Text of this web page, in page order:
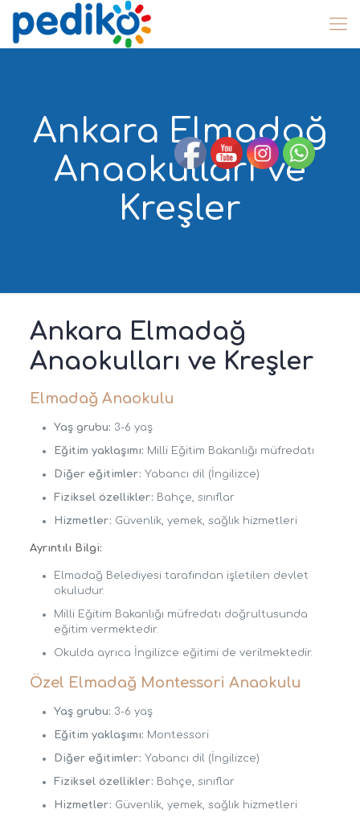
Ankara Elmadağ
Anaokulları ve
Kreşler
Ankara Elmadağ
Anaokulları ve Kreşler
Elmadağ Anaokulu
Yaş grubu: 3-6 yaş
Eğitim yaklaşımı: Milli Eğitim Bakanlığı müfredatı
Diğer eğitimler: Yabancı dil (İngilizce)
Fiziksel özellikler: Bahçe, sınıflar
Hizmetler: Güvenlik, yemek, sağlık hizmetleri
Ayrıntılı Bilgi:
Elmadağ Belediyesi tarafından işletilen devlet
okuludur.
Milli Eğitim Bakanlığı müfredatı doğrultusunda
eğitim vermektedir.
Okulda ayrıca İngilizce eğitimi de verilmektedir.
Özel Elmadağ Montessori Anaokulu
Yaş grubu: 3-6 yaş
Eğitim yaklaşımı: Montessori
Diğer eğitimler: Yabancı dil (İngilizce)
Fiziksel özellikler: Bahçe, sınıflar
Hizmetler: Güvenlik, yemek, sağlık hizmetleri